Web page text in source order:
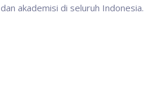
dan akademisi di seluruh Indonesia.